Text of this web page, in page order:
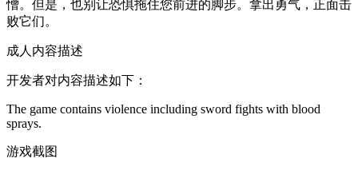
憎。但是，也别让恐惧拖住您前进的脚步。拿出勇气，正面击
败它们。
成人内容描述
开发者对内容描述如下：
The game contains violence including sword fights with blood
sprays.
游戏截图